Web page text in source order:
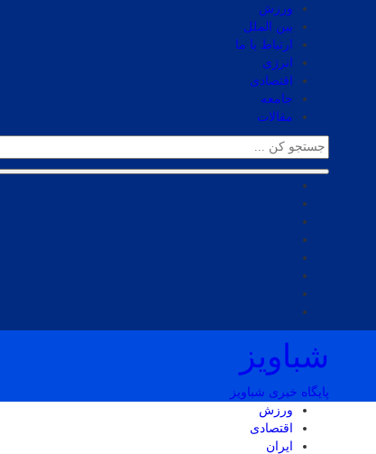
ورزش
بین الملل
ارتباط با ما
انرژی
اقتصادی
جامعه
مقالات
شباویز
پایگاه خبری شباویز
ورزش
اقتصادی
ایران